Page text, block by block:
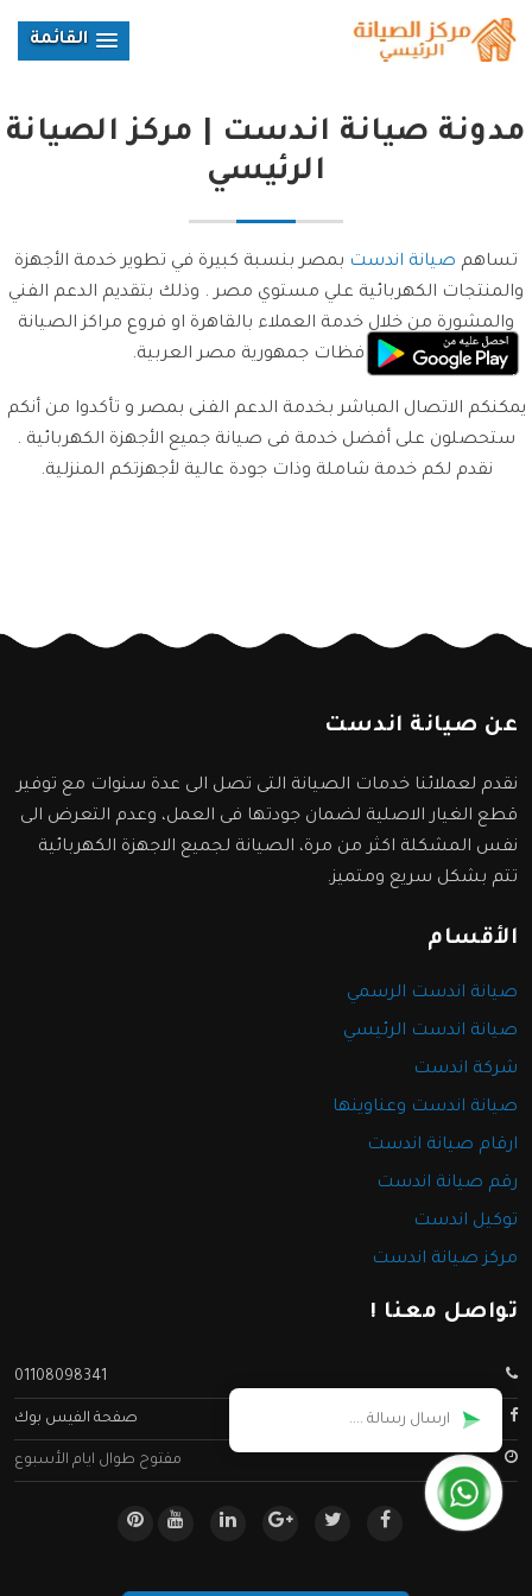
القائمة
مدونة صيانة اندست | مركز الصيانة
الرئيسي
تساهم صيانة اندست بمصر بنسبة كبيرة في تطوير خدمة الأجهزة
والمنتجات الكهربائية علي مستوي مصر . وذلك بتقديم الدعم الفني
والمشورة من خلال خدمة العملاء بالقاهرة او فروع مراكز الصيانة
بمحافظات جمهورية مصر العربية.
يمكنكم الاتصال المباشر بخدمة الدعم الفنى بمصر و تأكدوا من أنكم
ستحصلون على أفضل خدمة فى صيانة جميع الأجهزة الكهربائية .
نقدم لكم خدمة شاملة وذات جودة عالية لأجهزتكم المنزلية.
عن صيانة اندست
نقدم لعملائنا خدمات الصيانة التى تصل الى عدة سنوات مع توفير
قطع الغيار الاصلية لضمان جودتها فى العمل، وعدم التعرض الى
نفس المشكلة اكثر من مرة، الصيانة لجميع الاجهزة الكهربائية
تتم بشكل سريع ومتميز.
الأقسام
صيانة اندست الرسمي
صيانة اندست الرئيسي
شركة اندست
صيانة اندست وعناوينها
ارقام صيانة اندست
رقم صيانة اندست
توكيل اندست
مركز صيانة اندست
تواصل معنا !
01108098341
صفحة الفيس بوك
مفتوح طوال ايام الأسبوع